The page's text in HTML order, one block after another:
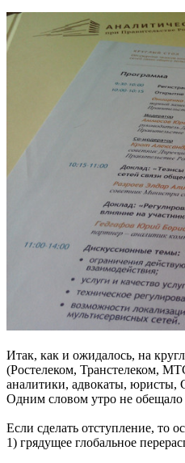
Итак, как и ожидалось, на
(Ростелеком, Транстелеком,
аналитики, адвокаты,
Одним словом утро не
Если сделать отступление, то
1) грядущее глобальное